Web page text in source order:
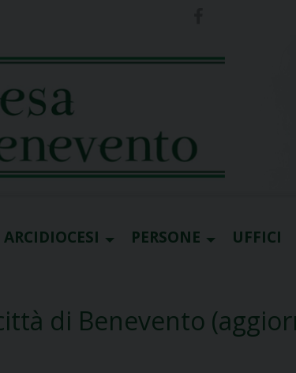
ARCIDIOCESI PERSONE UFFICI
di Benevento